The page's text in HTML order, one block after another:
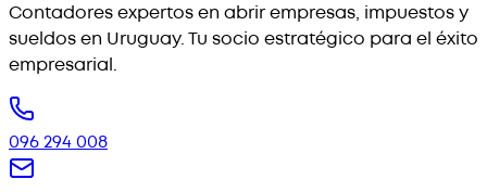
Contadores expertos en abrir empresas, impuestos y
sueldos en Uruguay. Tu socio estratégico para el éxito
empresarial.
096 294 008